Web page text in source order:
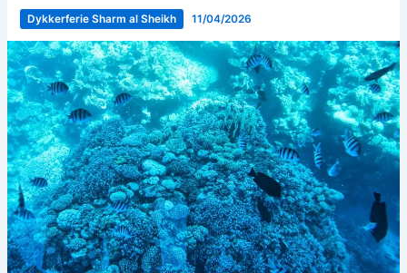
Dykkerferie Sharm al Sheikh 11/04/2026